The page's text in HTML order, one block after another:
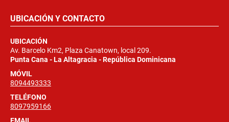
UBICACIÓN Y CONTACTO
UBICACIÓN
Av. Barcelo Km2, Plaza Canatown, local 209.
Punta Cana - La Altagracia - República Dominicana
MÓVIL
8094493333
TELÉFONO
8097959166